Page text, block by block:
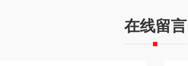
在线留言